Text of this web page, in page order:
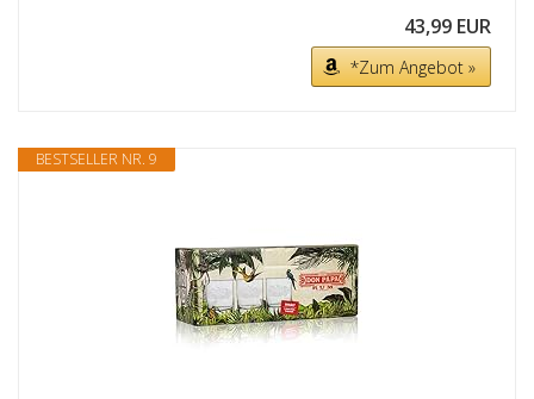
43,99 EUR
*Zum Angebot »
BESTSELLER NR. 9